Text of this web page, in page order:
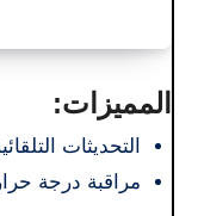
المميزات:
التحديثات
مراقبة درجة